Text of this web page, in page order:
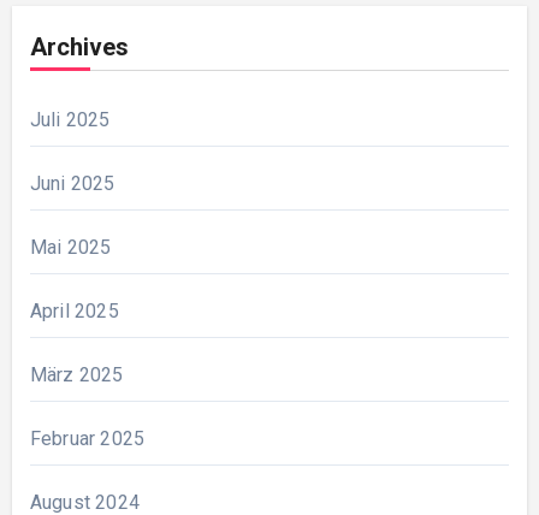
Archives
Juli 2025
Juni 2025
Mai 2025
April 2025
März 2025
Februar 2025
August 2024